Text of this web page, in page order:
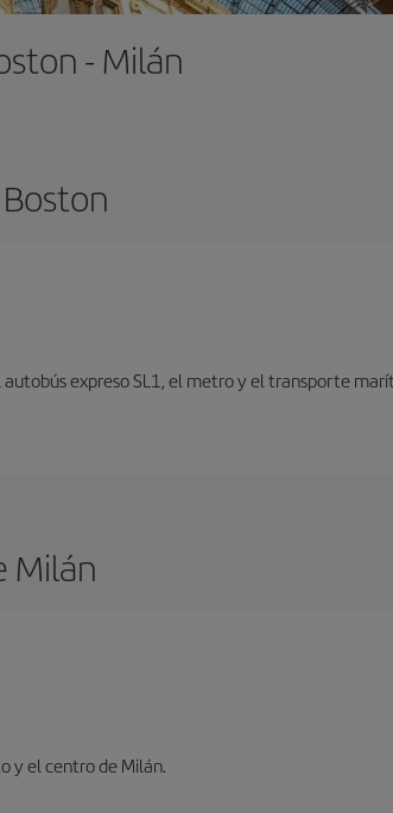
- Milán
expreso SL1, el metro y el transporte
Milán
y el centro de Milán.